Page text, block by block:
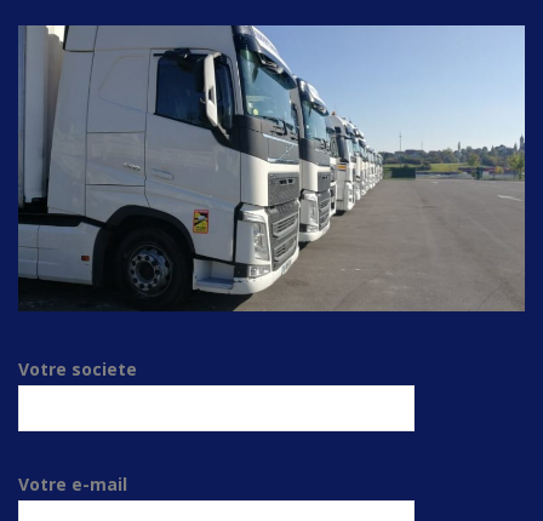
Votre societe
Votre e-mail